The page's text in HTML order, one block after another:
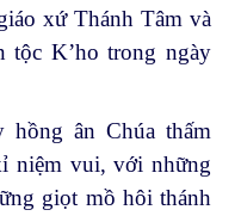
xứ Thánh Tâm và
tộc K’ho trong ngày
hồng ân Chúa thấm
niệm vui, với những
giọt mồ hôi thánh